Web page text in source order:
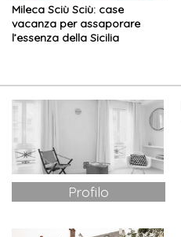
Mileca Sciù Sciù: case
vacanza per assaporare
l’essenza della Sicilia
Profilo